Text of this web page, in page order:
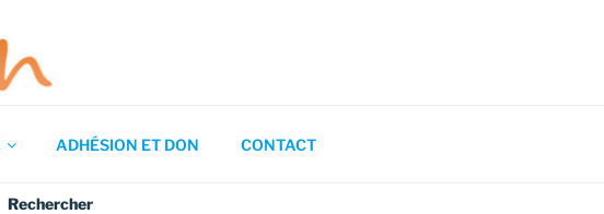
ADHÉSION ET DON CONTACT
Rechercher